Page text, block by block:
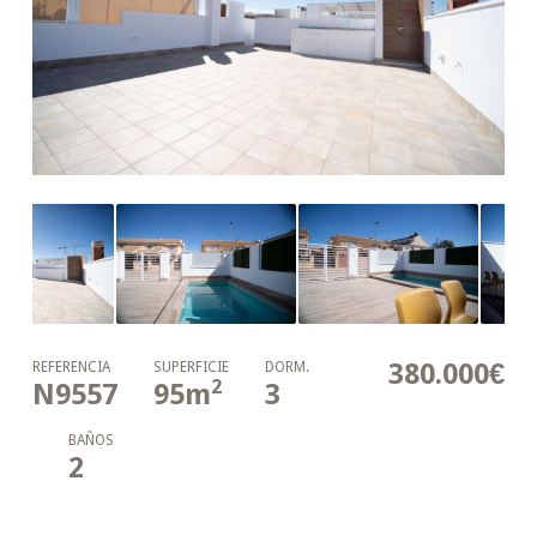
380.000€
REFERENCIA
N9557
SUPERFICIE
95m2
DORM.
3
BAÑOS
2